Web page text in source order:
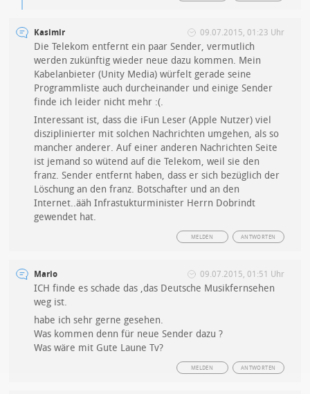
Kasimir 09.07.2015, 01:23 Uhr
Die Telekom entfernt ein paar Sender, vermutlich
werden zukünftig wieder neue dazu kommen. Mein
Kabelanbieter (Unity Media) würfelt gerade seine
Programmliste auch durcheinander und einige Sender
finde ich leider nicht mehr :(.
Interessant ist, dass die iFun Leser (Apple Nutzer) viel
disziplinierter mit solchen Nachrichten umgehen, als so
mancher anderer. Auf einer anderen Nachrichten Seite
ist jemand so wütend auf die Telekom, weil sie den
franz. Sender entfernt haben, dass er sich bezüglich der
Löschung an den franz. Botschafter und an den
Internet..ääh Infrastukturminister Herrn Dobrindt
gewendet hat.
ANTWORTEN
MELDEN
Mario 09.07.2015, 01:51 Uhr
ICH finde es schade das ,das Deutsche Musikfernsehen
weg ist.
habe ich sehr gerne gesehen.
Was kommen denn für neue Sender dazu ?
Was wäre mit Gute Laune Tv?
ANTWORTEN
MELDEN